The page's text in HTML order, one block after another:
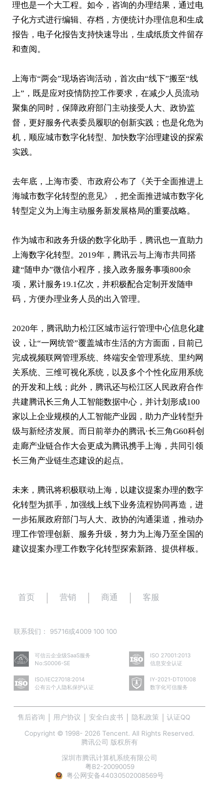
理也是一个大工程。如今，咨询的办理结果，通过电
子化方式进行编辑、存档，方便统计办理信息和生成
报告，电子化报告支持快速导出，生成纸质文件留存
和查阅。
上海市“两会”现场咨询活动，首次由“线下”搬至“线
上”，既是应对疫情防控工作要求，在减少人员流动
聚集的同时，保障政府部门主动接受人大、政协监
督，更好服务代表委员履职的创新实践；也是化危为
机，顺应城市数字化转型、加快数字治理建设的探索
实践。
去年底，上海市委、市政府公布了《关于全面推进上
海城市数字化转型的意见》，把全面推进城市数字化
转型定义为上海主动服务新发展格局的重要战略。
作为城市和政务升级的数字化助手，腾讯也一直助力
上海数字化转型。2019年，腾讯云与上海市共同搭
建“随申办”微信小程序，接入政务服务事项800余
项，累计服务19.1亿次，并积极配合定制开发随申
码，方便办理业务人员的出入管理。
2020年，腾讯助力松江区城市运行管理中心信息化建
设，让“一网统管”覆盖城市生活的方方面面，目前已
完成视频联网管理系统、终端安全管理系统、里约网
关系统、三维可视化系统，以及多个个性化应用系统
的开发和上线；此外，腾讯还与松江区人民政府合作
共建腾讯长三角人工智能数据中心，并计划形成100
家以上企业规模的人工智能产业园，助力产业转型升
级与新经济发展。而日前举办的腾讯·长三角G60科创
走廊产业链合作大会更成为腾讯携手上海，共同引领
长三角产业链生态建设的起点。
未来，腾讯将积极联动上海，以建议提案办理的数字
化转型为抓手，加强线上线下业务流程协同再造，进
一步拓展政府部门与人大、政协的沟通渠道，推动办
理工作管理创新、服务升级，努力为上海乃至全国的
建议提案办理工作数字化转型探索新路、提供样板。
首页 营销 商通 客服
联系我们： 95716或4009 100 100
可信云企业级SaaS服务
No:S0006-SE
ISO 27001:2013
信息安全认证
ISO/IEC27018:2014
公有云个人隐私保护认证
IY-2021-DT01008
数字化可信服务
售后咨询 用户协议 安全白皮书 隐私政策 认证QQ
Copyright © 1998- 2026 Tencent. All Rights Reserved.
腾讯公司 版权所有
深圳市腾讯计算机系统有限公司
粤B2-20090059
粤公网安备44030502008569号